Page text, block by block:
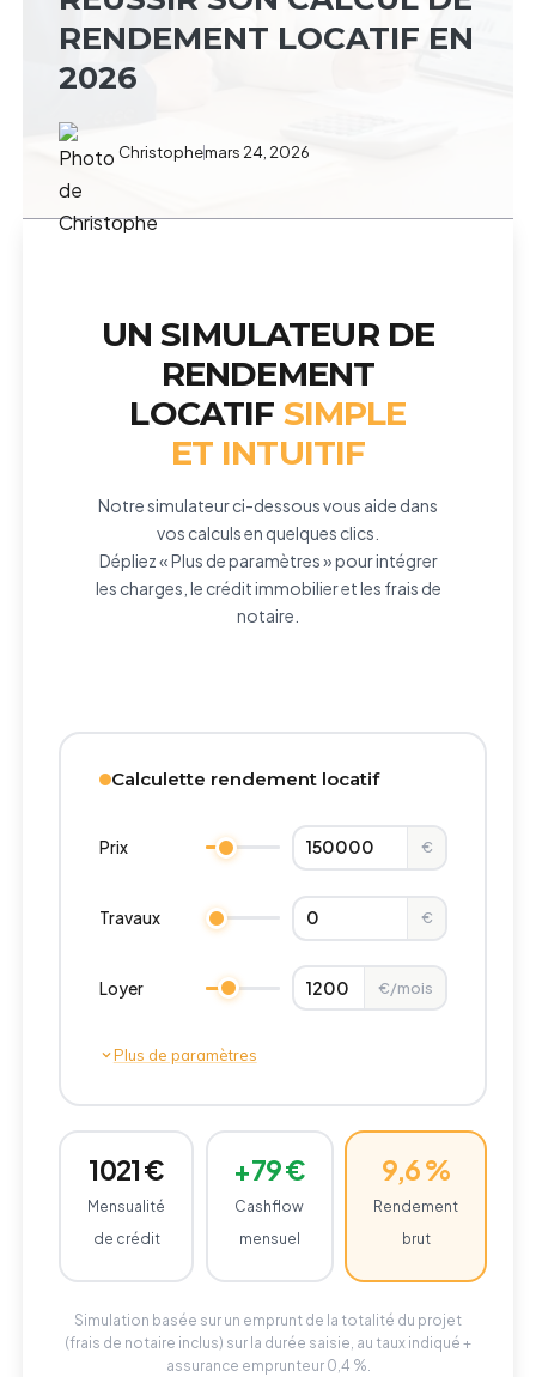
RENDEMENT LOCATIF EN
2026
Christophemars 24, 2026
UN SIMULATEUR DE
RENDEMENT
LOCATIF SIMPLE
ET INTUITIF
Notre simulateur ci-dessous vous aide dans
vos calculs en quelques clics.
Dépliez « Plus de paramètres » pour intégrer
les charges, le crédit immobilier et les frais de
notaire.
Calculette rendement locatif
Prix €
Travaux €
Loyer €/mois
Plus de paramètres
€/an
%
ans
1 021 €
Mensualité
de crédit
+79 €
Cashflow
mensuel
9,6 %
Rendement
brut
Simulation basée sur un emprunt de la totalité du projet
(frais de notaire inclus) sur la durée saisie, au taux indiqué +
assurance emprunteur 0,4 %.